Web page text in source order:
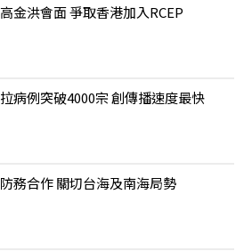
金洪會面 爭取香港加入RCEP
病例突破4000宗 創傳播速度最快
務合作 關切台海及南海局勢